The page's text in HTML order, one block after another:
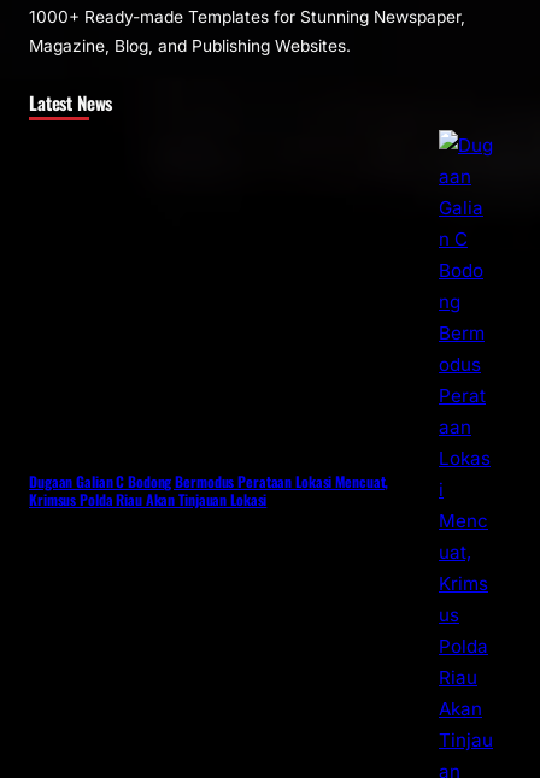
1000+ Ready-made Templates for Stunning Newspaper,
Magazine, Blog, and Publishing Websites.
Latest News
Dugaan Galian C Bodong Bermodus Perataan Lokasi Mencuat,
Krimsus Polda Riau Akan Tinjauan Lokasi